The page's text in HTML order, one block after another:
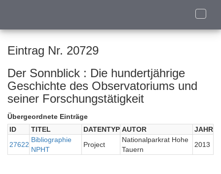
Toggle
Eintrag Nr. 20729
Der Sonnblick : Die hundertjährige
Geschichte des Observatoriums und
seiner Forschungstätigkeit
Übergeordnete Einträge
ID
TITEL DATENTYP AUTOR
JAHR
27622
Bibliographie
NPHT
Project
Nationalparkrat Hohe
Tauern
2013